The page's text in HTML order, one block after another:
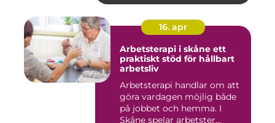
16. apr
Arbetsterapi i skåne ett
praktiskt stöd för hållbart
arbetsliv
Arbetsterapi handlar om att
göra vardagen möjlig både
på jobbet och hemma. I
Skåne spelar arbetster...